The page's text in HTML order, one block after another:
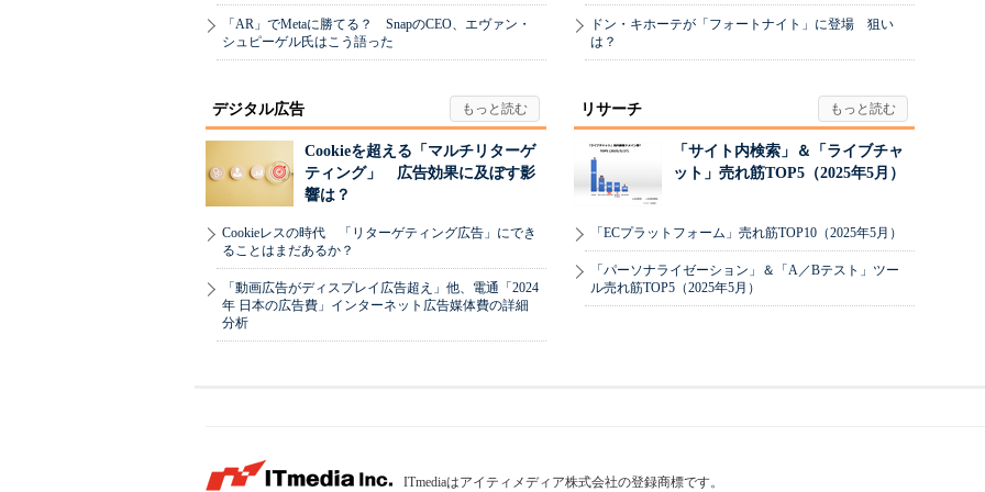
「AR」でMetaに勝てる？ SnapのCEO、エヴァン・
シュピーゲル氏はこう語った
ドン・キホーテが「フォートナイト」に登場 狙い
は？
デジタル広告
Cookieを超える「マルチリターゲ
ティング」 広告効果に及ぼす影
響は？
Cookieレスの時代 「リターゲティング広告」にでき
ることはまだあるか？
「動画広告がディスプレイ広告超え」他、電通「2024
年 日本の広告費」インターネット広告媒体費の詳細
分析
リサーチ
「サイト内検索」＆「ライブチャ
ット」売れ筋TOP5（2025年5月）
「ECプラットフォーム」売れ筋TOP10（2025年5月）
「パーソナライゼーション」＆「A／Bテスト」ツー
ル売れ筋TOP5（2025年5月）
ITmediaはアイティメディア株式会社の登録商標です。